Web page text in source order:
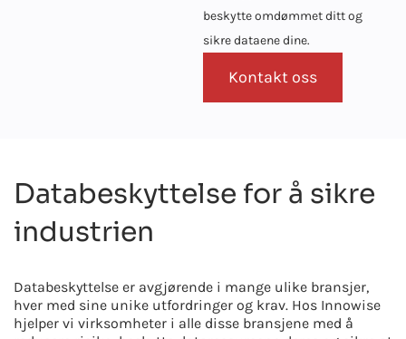
beskytte omdømmet ditt og
sikre dataene dine.
Kontakt oss
Databeskyttelse for å sikre
industrien
Databeskyttelse er avgjørende i mange ulike bransjer,
hver med sine unike utfordringer og krav. Hos Innowise
hjelper vi virksomheter i alle disse bransjene med å